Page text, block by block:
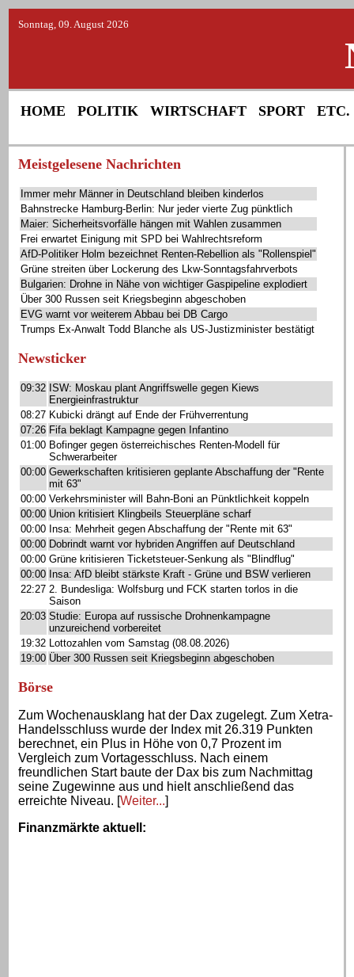
Sonntag, 09. August 2026
HOME POLITIK WIRTSCHAFT SPORT ETC.
Meistgelesene Nachrichten
Immer mehr Männer in Deutschland bleiben kinderlos
Bahnstrecke Hamburg-Berlin: Nur jeder vierte Zug pünktlich
Maier: Sicherheitsvorfälle hängen mit Wahlen zusammen
Frei erwartet Einigung mit SPD bei Wahlrechtsreform
AfD-Politiker Holm bezeichnet Renten-Rebellion als "Rollenspiel"
Grüne streiten über Lockerung des Lkw-Sonntagsfahrverbots
Bulgarien: Drohne in Nähe von wichtiger Gaspipeline explodiert
Über 300 Russen seit Kriegsbeginn abgeschoben
EVG warnt vor weiterem Abbau bei DB Cargo
Trumps Ex-Anwalt Todd Blanche als US-Justizminister bestätigt
Newsticker
09:32 ISW: Moskau plant Angriffswelle gegen Kiews
Energieinfrastruktur
08:27 Kubicki drängt auf Ende der Frühverrentung
07:26 Fifa beklagt Kampagne gegen Infantino
01:00 Bofinger gegen österreichisches Renten-Modell für
Schwerarbeiter
00:00 Gewerkschaften kritisieren geplante Abschaffung der "Rente
mit 63"
00:00 Verkehrsminister will Bahn-Boni an Pünktlichkeit koppeln
00:00 Union kritisiert Klingbeils Steuerpläne scharf
00:00 Insa: Mehrheit gegen Abschaffung der "Rente mit 63"
00:00 Dobrindt warnt vor hybriden Angriffen auf Deutschland
00:00 Grüne kritisieren Ticketsteuer-Senkung als "Blindflug"
00:00 Insa: AfD bleibt stärkste Kraft - Grüne und BSW verlieren
22:27 2. Bundesliga: Wolfsburg und FCK starten torlos in die
Saison
20:03 Studie: Europa auf russische Drohnenkampagne
unzureichend vorbereitet
19:32 Lottozahlen vom Samstag (08.08.2026)
19:00 Über 300 Russen seit Kriegsbeginn abgeschoben
Börse
Zum Wochenausklang hat der Dax zugelegt. Zum Xetra-
Handelsschluss wurde der Index mit 26.319 Punkten
berechnet, ein Plus in Höhe von 0,7 Prozent im
Vergleich zum Vortagesschluss. Nach einem
freundlichen Start baute der Dax bis zum Nachmittag
seine Zugewinne aus und hielt anschließend das
erreichte Niveau. [Weiter...]
Finanzmärkte aktuell :